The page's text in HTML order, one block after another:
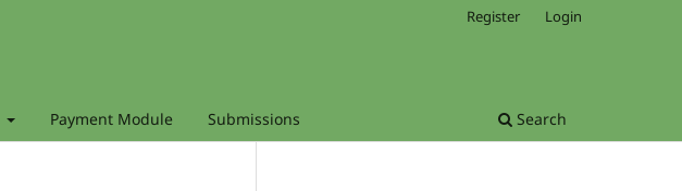
Payment Module Submissions Search
Register Login